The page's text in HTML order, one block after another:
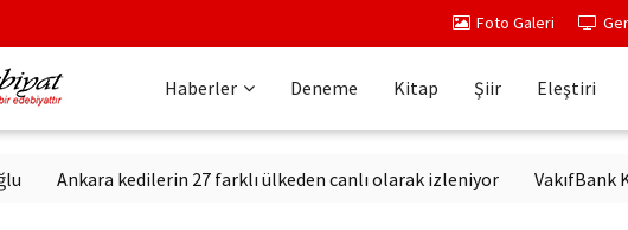
Foto Galeri
Haberler Deneme Kitap Şiir Eleştiri
kedilerin 27 farklı ülkeden canlı olarak izleniyor VakıfBank